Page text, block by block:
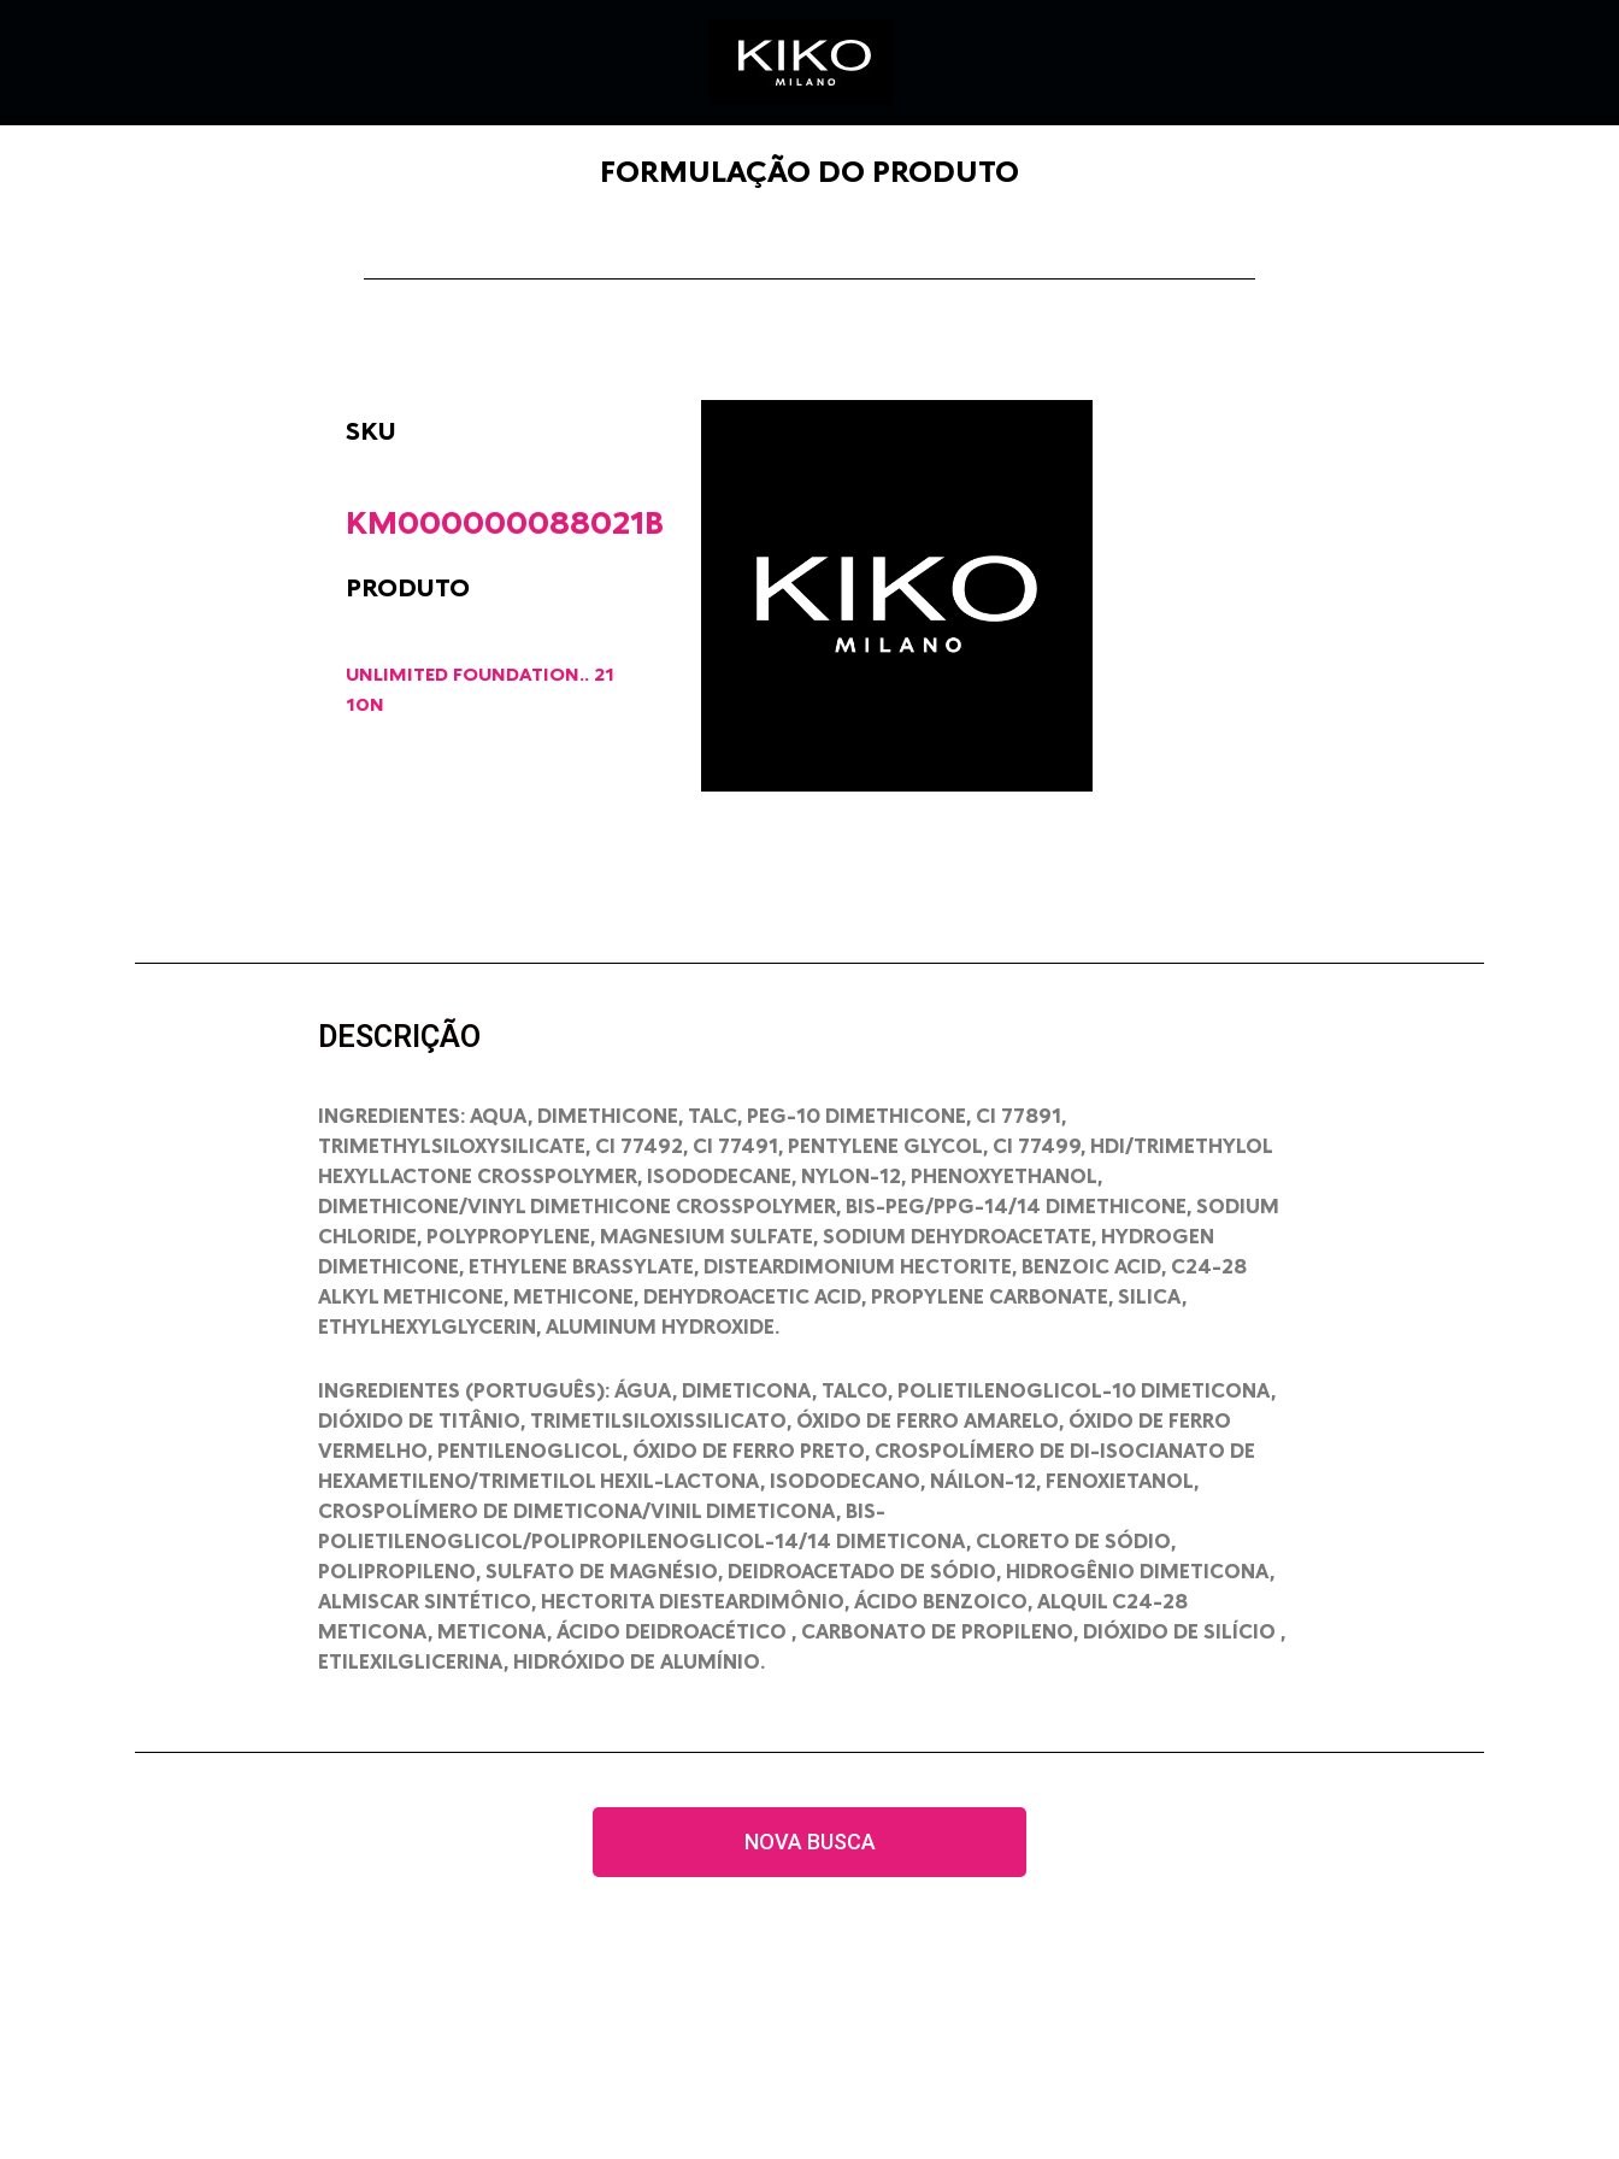
FORMULAÇÃO DO PRODUTO
SKU
KM000000088021B
PRODUTO
UNLIMITED FOUNDATION.. 21
10N
DESCRIÇÃO
INGREDIENTES: AQUA, DIMETHICONE, TALC, PEG-10 DIMETHICONE, CI 77891,
TRIMETHYLSILOXYSILICATE, CI 77492, CI 77491, PENTYLENE GLYCOL, CI 77499, HDI/TRIMETHYLOL
HEXYLLACTONE CROSSPOLYMER, ISODODECANE, NYLON-12, PHENOXYETHANOL,
DIMETHICONE/VINYL DIMETHICONE CROSSPOLYMER, BIS-PEG/PPG-14/14 DIMETHICONE, SODIUM
CHLORIDE, POLYPROPYLENE, MAGNESIUM SULFATE, SODIUM DEHYDROACETATE, HYDROGEN
DIMETHICONE, ETHYLENE BRASSYLATE, DISTEARDIMONIUM HECTORITE, BENZOIC ACID, C24-28
ALKYL METHICONE, METHICONE, DEHYDROACETIC ACID, PROPYLENE CARBONATE, SILICA,
ETHYLHEXYLGLYCERIN, ALUMINUM HYDROXIDE.
INGREDIENTES (PORTUGUÊS): ÁGUA, DIMETICONA, TALCO, POLIETILENOGLICOL-10 DIMETICONA,
DIÓXIDO DE TITÂNIO, TRIMETILSILOXISSILICATO, ÓXIDO DE FERRO AMARELO, ÓXIDO DE FERRO
VERMELHO, PENTILENOGLICOL, ÓXIDO DE FERRO PRETO, CROSPOLÍMERO DE DI-ISOCIANATO DE
HEXAMETILENO/TRIMETILOL HEXIL-LACTONA, ISODODECANO, NÁILON-12, FENOXIETANOL,
CROSPOLÍMERO DE DIMETICONA/VINIL DIMETICONA, BIS-
POLIETILENOGLICOL/POLIPROPILENOGLICOL-14/14 DIMETICONA, CLORETO DE SÓDIO,
POLIPROPILENO, SULFATO DE MAGNÉSIO, DEIDROACETADO DE SÓDIO, HIDROGÊNIO DIMETICONA,
ALMISCAR SINTÉTICO, HECTORITA DIESTEARDIMÔNIO, ÁCIDO BENZOICO, ALQUIL C24-28
METICONA, METICONA, ÁCIDO DEIDROACÉTICO , CARBONATO DE PROPILENO, DIÓXIDO DE SILÍCIO ,
ETILEXILGLICERINA, HIDRÓXIDO DE ALUMÍNIO.
NOVA BUSCA